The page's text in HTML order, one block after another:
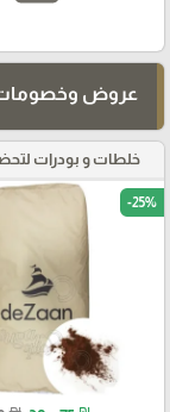
عروض وخصومات
خلطات و بودرات
-25%